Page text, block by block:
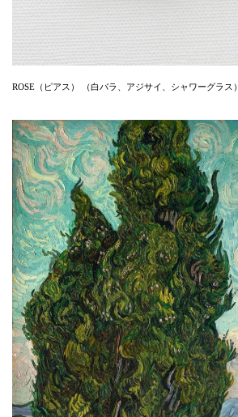
ROSE（ピアス） （白バラ、アジサイ、シャワーグラス）